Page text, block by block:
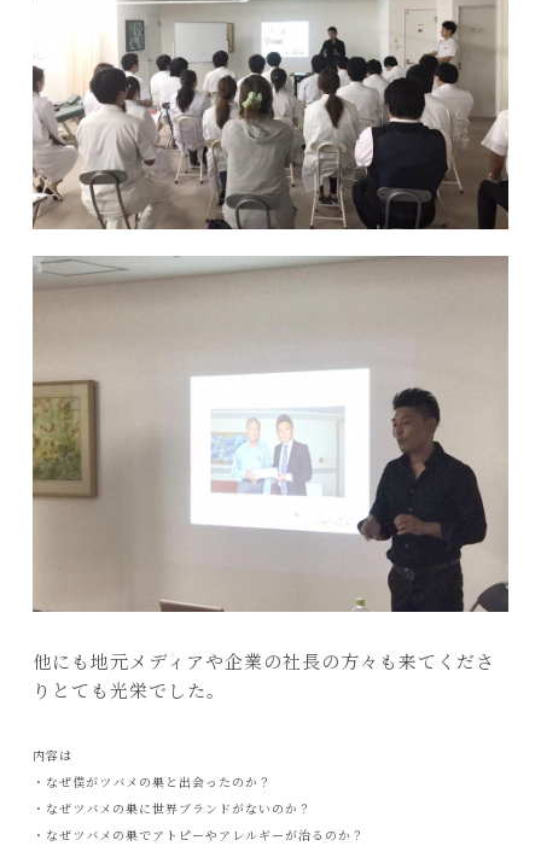
他にも地元メディアや企業の社長の方々も来てくださ
りとても光栄でした。
内容は
・なぜ僕がツバメの巣と出会ったのか？
・なぜツバメの巣に世界ブランドがないのか？
・なぜツバメの巣でアトピーやアレルギーが治るのか？